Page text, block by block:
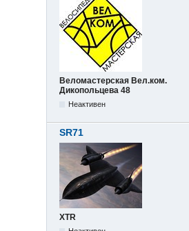
Веломастерская Вел.ком.
Дикопольцева 48
Неактивен
SR71
XTR